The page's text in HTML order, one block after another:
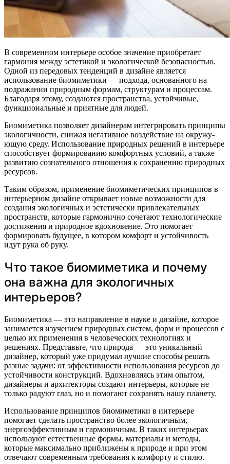
В современном интерьере особое значение приобретает
гармония между эстетикой и экологической безопасностью.
Одной из передовых тенденций в дизайне является
использование биомиметики — подхода, основанного на
подражании природным формам, структурам и процессам.
Благодаря этому, создаются пространства, устойчивые,
функциональные и приятные для людей.
Биомиметика позволяет дизайнерам интегрировать принципы
экологичности, снижая негативное воздействие на окружу­
ющую среду. Использование природных решений в интерьере
способствует формированию комфортных условий, а также
развитию сознательного отношения к сохранению природных
ресурсов.
Таким образом, применение биомиметических принципов в
интерьерном дизайне открывает новые возможности для
создания экологичных и эстетически привлекательных
пространств, которые гармонично сочетают технологические
достижения и природное вдохновение. Это помогает
формировать будущее, в котором комфорт и устойчивость
идут рука об руку.
Что такое биомиметика и почему
она важна для экологичных
интерьеров?
Биомиметика — это направление в науке и дизайне, которое
занимается изучением природных систем, форм и процессов с
целью их применения в человеческих технологиях и
решениях. Представьте, что природа — это уникальный
дизайнер, который уже придумал лучшие способы решать
разные задачи: от эффективности использования ресурсов до
устойчивости конструкций. Вдохновляясь этим опытом,
дизайнеры и архитекторы создают интерьеры, которые не
только радуют глаз, но и помогают сохранять нашу планету.
Использование принципов биомиметики в интерьере
помогает сделать пространство более экологичным,
энергоэффективным и гармоничным. В таких интерьерах
используют естественные формы, материалы и методы,
которые максимально приближены к природе и при этом
отвечают современным требования к комфорту и стилю.